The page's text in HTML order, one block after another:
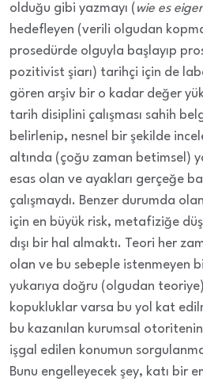
olduğu gibi yazmayı ( wie es
hedefleyen (verili olgudan
prosedürde olguyla başlayıp
pozitivist şiarı) tarihçi için de
gören arşiv bir o kadar değer
tarih disiplini çalışması sahih
belirlenip, nesnel bir şekilde
altında (çoğu zaman betimsel)
esas olan ve ayakları gerçeğe
çalışmaydı. Benzer durumda
için en büyük risk, metafiziğe
dışı bir hal almaktı. Teori her
olan ve bu sebeple istenmeyen
yukarıya doğru (olgudan
kopukluklar varsa bu yol kat
bu kazanılan kurumsal
işgal edilen konumun
Bunu engelleyecek şey, katı bir